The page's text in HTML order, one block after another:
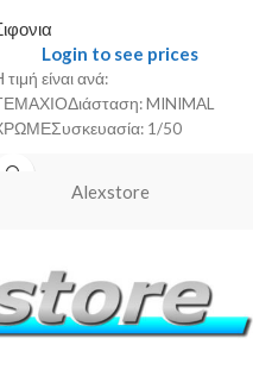
Login to see prices
τιμή είναι ανά:
MINIMAL
1/50
Alexstore